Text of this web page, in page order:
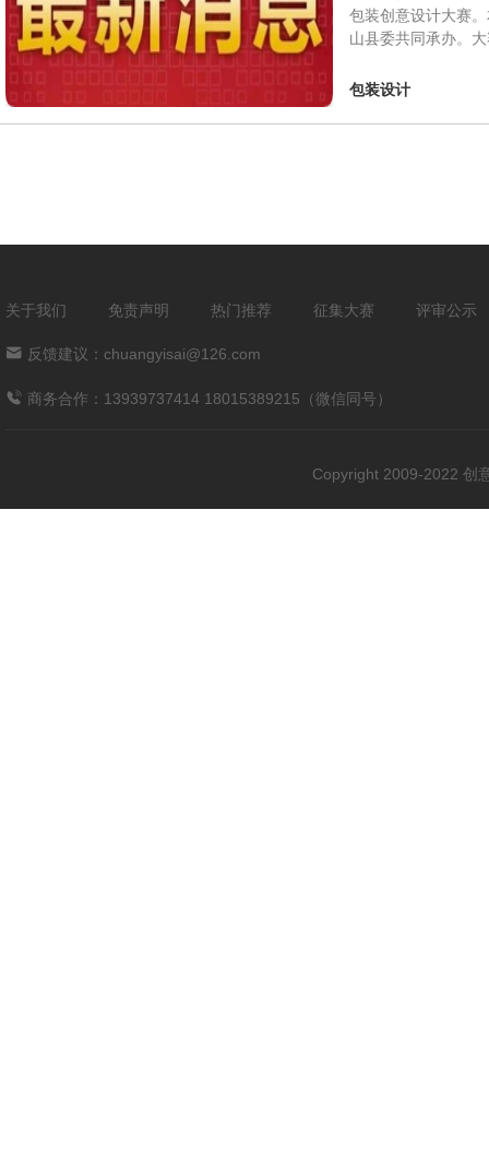
包装创意设计大赛
山县委共同承办。
包装设计
关于我们 免责声明 热门推荐 征集大赛 评审公示
反馈建议：chuangyisai@126.com
商务合作：13939737414 18015389215（微信同号）
Copyright 2009-2022 创